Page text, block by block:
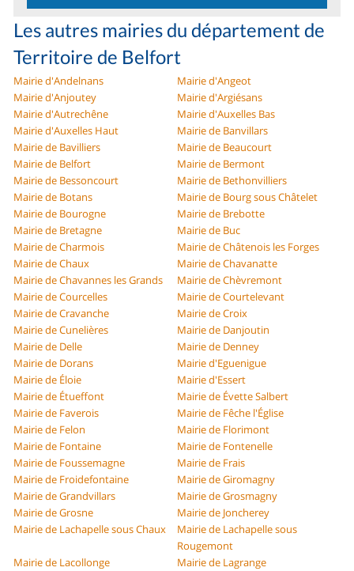
Les autres mairies du département de
Territoire de Belfort
Mairie d'Andelnans
Mairie d'Angeot
Mairie d'Anjoutey
Mairie d'Argiésans
Mairie d'Autrechêne
Mairie d'Auxelles Bas
Mairie d'Auxelles Haut
Mairie de Banvillars
Mairie de Bavilliers
Mairie de Beaucourt
Mairie de Belfort
Mairie de Bermont
Mairie de Bessoncourt
Mairie de Bethonvilliers
Mairie de Botans
Mairie de Bourg sous Châtelet
Mairie de Bourogne
Mairie de Brebotte
Mairie de Bretagne
Mairie de Buc
Mairie de Charmois
Mairie de Châtenois les Forges
Mairie de Chaux
Mairie de Chavanatte
Mairie de Chavannes les Grands
Mairie de Chèvremont
Mairie de Courcelles
Mairie de Courtelevant
Mairie de Cravanche
Mairie de Croix
Mairie de Cunelières
Mairie de Danjoutin
Mairie de Delle
Mairie de Denney
Mairie de Dorans
Mairie d'Eguenigue
Mairie de Éloie
Mairie d'Essert
Mairie de Étueffont
Mairie de Évette Salbert
Mairie de Faverois
Mairie de Fêche l'Église
Mairie de Felon
Mairie de Florimont
Mairie de Fontaine
Mairie de Fontenelle
Mairie de Foussemagne
Mairie de Frais
Mairie de Froidefontaine
Mairie de Giromagny
Mairie de Grandvillars
Mairie de Grosmagny
Mairie de Grosne
Mairie de Joncherey
Mairie de Lachapelle sous Chaux
Mairie de Lachapelle sous
Rougemont
Mairie de Lacollonge
Mairie de Lagrange